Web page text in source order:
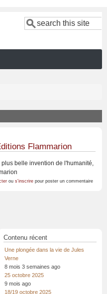
Search
Flammarion
belle invention de l'humanité,
ous'inscrire pour poster un commentaire
Contenu récent
Une plongée dans la vie de Jules
Verne
8 mois 3 semaines ago
25 octobre 2025
9 mois ago
18/19 octobre 2025